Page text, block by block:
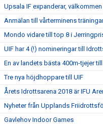
Upsala IF expanderar,
Anmälan till vårterminens
Mondo vidare till top 8 i
UIF har 4 (!) nomineringar till
En av landets bästa 400m-tjejer
Tre nya höjdhoppare till UIF
Årets Idrottsarena 2018 är IFU
Nyheter från Upplands
Gavlehov Indoor Games